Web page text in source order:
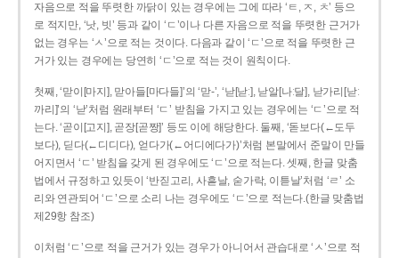
자음으로 적을 뚜렷한 까닭이 있는 경우에는 그에 따라 ‘ㅌ, ㅈ, ㅊ’ 등으
로 적지만, ‘낫, 빗’ 등과 같이 ‘ㄷ’이나 다른 자음으로 적을 뚜렷한 근거가
없는 경우는 ‘ㅅ’으로 적는 것이다. 다음과 같이 ‘ㄷ’으로 적을 뚜렷한 근
거가 있는 경우에는 당연히 ‘ㄷ’으로 적는 것이 원칙이다.
첫째, ‘맏이[마지], 맏아들[마다들]’의 ‘맏-’, ‘낟[낟ː], 낟알[나ː달], 낟가리[낟ː
까리]’의 ‘낟’처럼 원래부터 ‘ㄷ’ 받침을 가지고 있는 경우에는 ‘ㄷ’으로 적
는다. ‘곧이[고지], 곧장[곧짱]’ 등도 이에 해당한다. 둘째, ‘돋보다(←도두
보다), 딛다(←디디다), 얻다가(←어디에다가)’처럼 본말에서 준말이 만들
어지면서 ‘ㄷ’ 받침을 갖게 된 경우에도 ‘ㄷ’으로 적는다. 셋째, 한글 맞춤
법에서 규정하고 있듯이 ‘반짇고리, 사흗날, 숟가락, 이튿날’처럼 ‘ㄹ’ 소
리와 연관되어 ‘ㄷ’으로 소리 나는 경우에도 ‘ㄷ’으로 적는다.(한글 맞춤법
제29항 참조)
이처럼 ‘ㄷ’으로 적을 근거가 있는 경우가 아니어서 관습대로 ‘ㅅ’으로 적